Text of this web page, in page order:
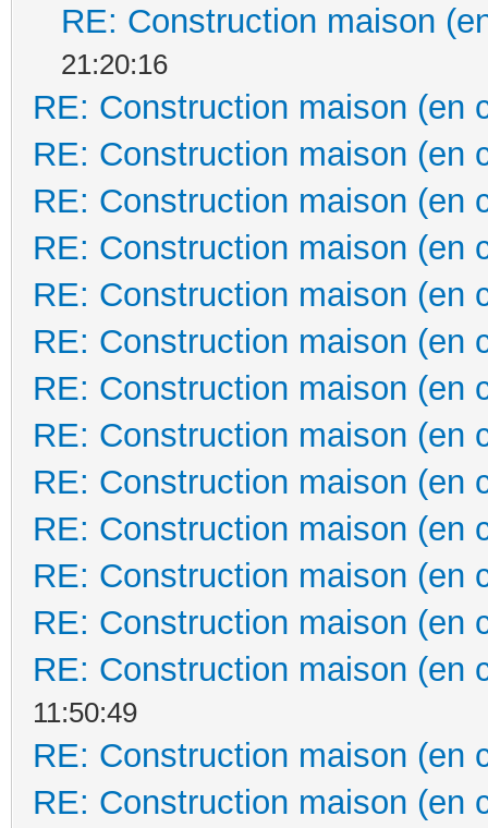
RE: Construction maison
21:20:16
RE: Construction maison (en
RE: Construction maison (en
RE: Construction maison (en
RE: Construction maison (en
RE: Construction maison (en
RE: Construction maison (en
RE: Construction maison (en
RE: Construction maison (en
RE: Construction maison (en
RE: Construction maison (en
RE: Construction maison (en
RE: Construction maison (en
RE: Construction maison (en
11:50:49
RE: Construction maison (en
RE: Construction maison (en